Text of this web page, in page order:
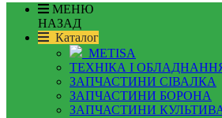
МЕНЮ
НАЗАД
Каталог
METISA
ТЕХНІКА І
ЗАПЧАСТИНИ СІВАЛКА
ЗАПЧАСТИНИ БОРОНА
ЗАПЧАСТИНИ